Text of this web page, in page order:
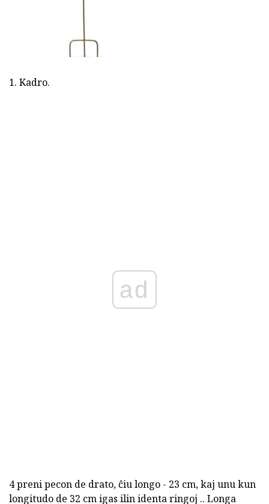
1. Kadro.
ad
4 preni pecon de drato, ĉiu longo - 23 cm, kaj unu kun
longitudo de 32 cm igas ilin identa ringoj .. Longa